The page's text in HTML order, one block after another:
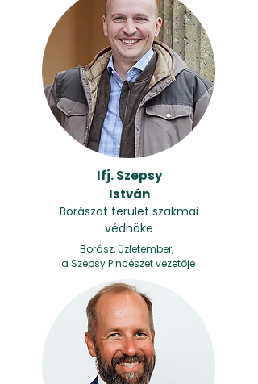
Ifj. Szepsy
István
Borászat terület szakmai
védnöke
Borász, üzletember,
a Szepsy Pincészet vezetője